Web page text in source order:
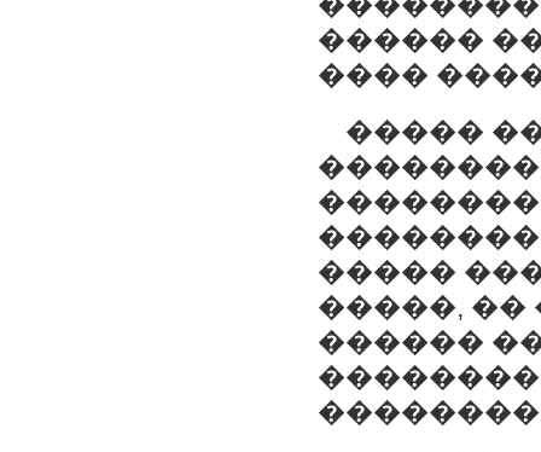
������
����
�����
�����
�����, ��
������